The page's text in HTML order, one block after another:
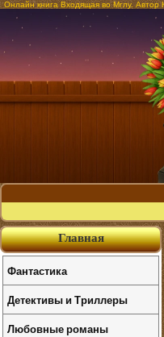
Онлайн книга Входящая во Мглу. Автор
Главная
Фантастика
Детективы и Триллеры
Любовные романы